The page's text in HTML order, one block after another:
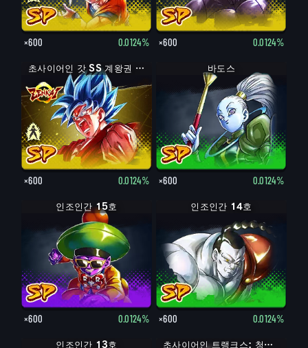
×600 0.0124% ×600 0.0124%
초사이어인 갓 SS 손오공초사이어인 갓 SS 계왕권 손오공
×600 0.0124%
바도스
×600 0.0124%
인조인간 15호
×600 0.0124%
인조인간 14호
×600 0.0124%
인조인간 13호 트랭크스: 청년기 초사이어인 트랭크스: 청년기